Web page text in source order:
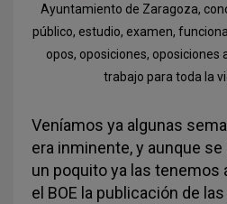
Ayuntamiento de Zaragoza,
público, estudio, examen,
opos, oposiciones, oposiciones
trabajo para toda la
Veníamos ya algunas
era inminente, y aunque
un poquito ya las tenemos
el BOE la publicación de